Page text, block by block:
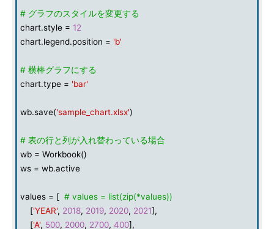
# グラフのスタイルを変更する
chart.style = 12
chart.legend.position = 'b'
# 横棒グラフにする
chart.type = 'bar'
wb.save('sample_chart.xlsx')
# 表の行と列が入れ替わっている場合
wb = Workbook()
ws = wb.active
values = [ # values = list(zip(*values))
['YEAR', 2018, 2019, 2020, 2021],
['A', 500, 2000, 2700, 400],